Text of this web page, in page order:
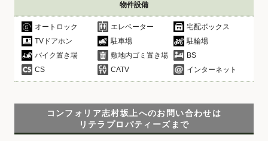
物件設備
オートロック エレベーター
宅配ボックス
TVドアホン
駐車場
駐輪場
バイク置き場
敷地内ゴミ置き場
BS
CS
CATV インターネット
コンフォリア志村坂上へのお問い合わせは
リテラプロパティーズまで